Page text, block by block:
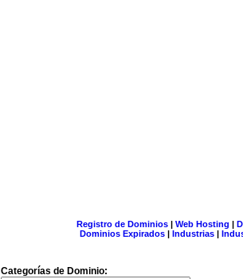
Registro de Dominios| Web Hosting |
Dominios Expirados | Industrias |
Categorías de Dominio: